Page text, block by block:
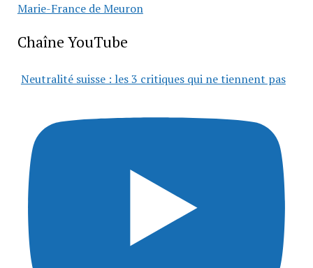
Marie-France de Meuron
Chaîne YouTube
Neutralité suisse : les 3 critiques qui ne tiennent pas